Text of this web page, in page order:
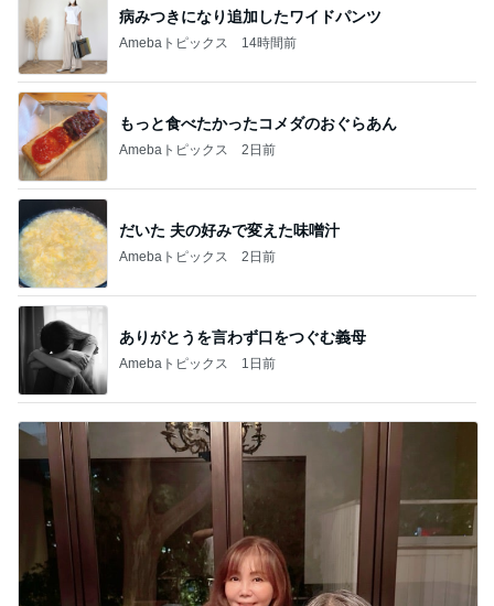
病みつきになり追加したワイドパンツ
Amebaトピックス 14時間前
もっと食べたかったコメダのおぐらあん
Amebaトピックス 2日前
だいた 夫の好みで変えた味噌汁
Amebaトピックス 2日前
ありがとうを言わず口をつぐむ義母
Amebaトピックス 1日前